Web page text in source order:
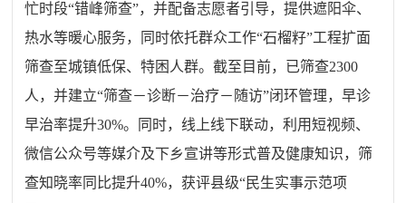
忙时段“错峰筛查”，并配备志愿者引导，提供遮阳伞、
热水等暖心服务，同时依托群众工作“石榴籽”工程扩面
筛查至城镇低保、特困人群。截至目前，已筛查2300
人，并建立“筛查－诊断－治疗－随访”闭环管理，早诊
早治率提升30%。同时，线上线下联动，利用短视频、
微信公众号等媒介及下乡宣讲等形式普及健康知识，筛
查知晓率同比提升40%，获评县级“民生实事示范项